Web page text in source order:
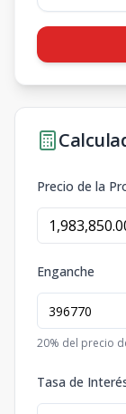
Precio de la
Enganche
20% del precio
Tasa de